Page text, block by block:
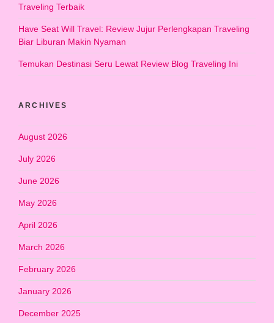
Traveling Terbaik
Have Seat Will Travel: Review Jujur Perlengkapan Traveling
Biar Liburan Makin Nyaman
Temukan Destinasi Seru Lewat Review Blog Traveling Ini
ARCHIVES
August 2026
July 2026
June 2026
May 2026
April 2026
March 2026
February 2026
January 2026
December 2025